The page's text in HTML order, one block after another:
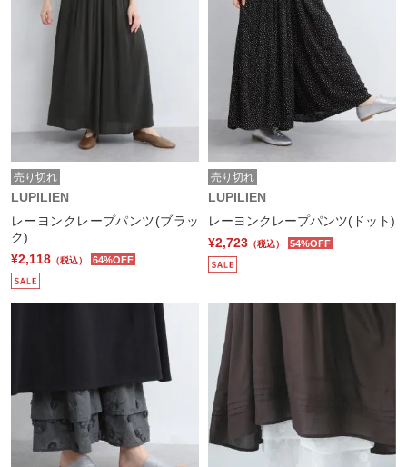
売り切れ
LUPILIEN
レーヨンクレープパンツ(ブラッ
ク)
¥2,118 （税込） 64%OFF
売り切れ
LUPILIEN
レーヨンクレープパンツ(ドット)
¥2,723 （税込） 54%OFF